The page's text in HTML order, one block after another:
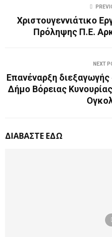
Χριστουγεννιάτικο
Πρόληψης Π.Ε.
NEXT
Επανέναρξη
Δήμο Βόρειας
ΔΙΑΒΑΣΤΕ ΕΔΩ